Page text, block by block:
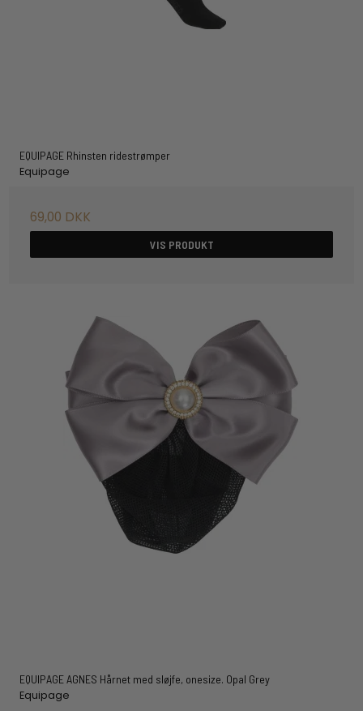
EQUIPAGE Rhinsten ridestrømper
Equipage
69,00 DKK
VIS PRODUKT
EQUIPAGE AGNES Hårnet med sløjfe, onesize. Opal Grey
Equipage